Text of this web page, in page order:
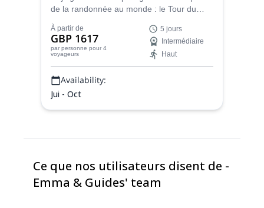
de la randonnée au monde : le Tour du
Suisse et l'Italie, en compagnie d'Emma,
accompagnatrice en montagne certifiée
UIMLA.
À partir de
GBP 1617
par personne pour 4
voyageurs
5 jours
Intermédiaire
Haut
Availability:
Jui - Oct
Ce que nos utilisateurs disent de -
Emma & Guides' team